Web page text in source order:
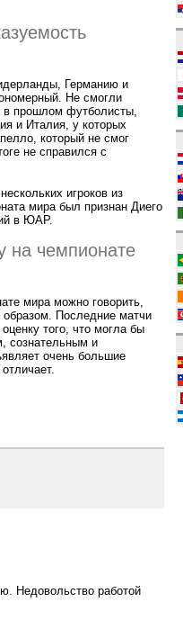
Германию и
Не смогли
в прошлом футболисты,
и Италия, у которых
который не смог
не справился с
игроков из
мира был признан Диего
в ЮАР.
на чемпионате
мира можно говорить,
Последние матчи
того, что могла бы
сознательным и
очень большие
Недовольство работой